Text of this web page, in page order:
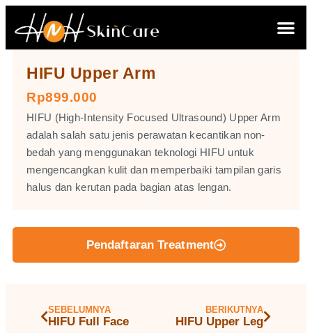
HIFU Upper Arm
Rp899.000
HIFU (High-Intensity Focused Ultrasound) Upper Arm
adalah salah satu jenis perawatan kecantikan non-
bedah yang menggunakan teknologi HIFU untuk
mengencangkan kulit dan memperbaiki tampilan garis
halus dan kerutan pada bagian atas lengan.
Pendaftaran Treatment
SEBELUMNYA
HIFU Full Face
BERIKUTNYA
HIFU Upper Leg